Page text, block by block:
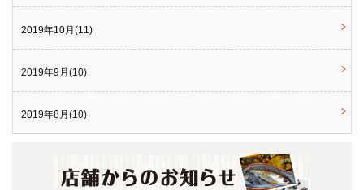
2019年10月(11)
2019年9月(10)
2019年8月(10)